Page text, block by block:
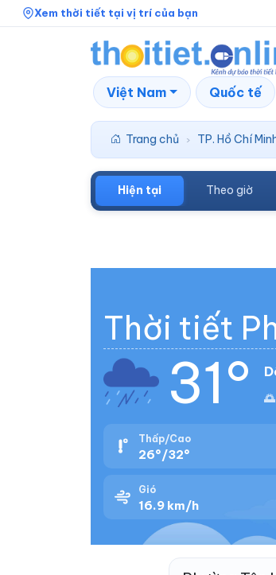
Xem thời tiết tại vị trí của bạn
Việt Nam Quốc tế
Trang chủ › TP. Hồ Chí
Hiện tại Theo giờ
Thời tiết
31°
Thấp/Cao
26°/32°
Gió
16.9 km/h